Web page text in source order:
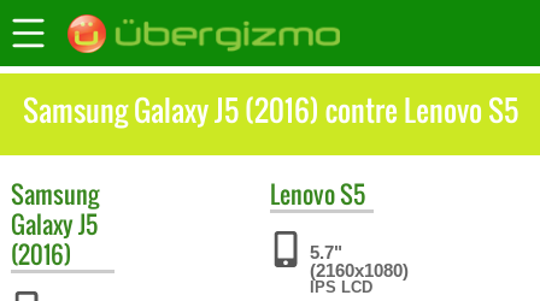
Samsung Galaxy J5 (2016) contre Lenovo S5
Samsung
Galaxy J5
(2016)
LenovoS5
5.7"
(2160x1080)
IPS LCD